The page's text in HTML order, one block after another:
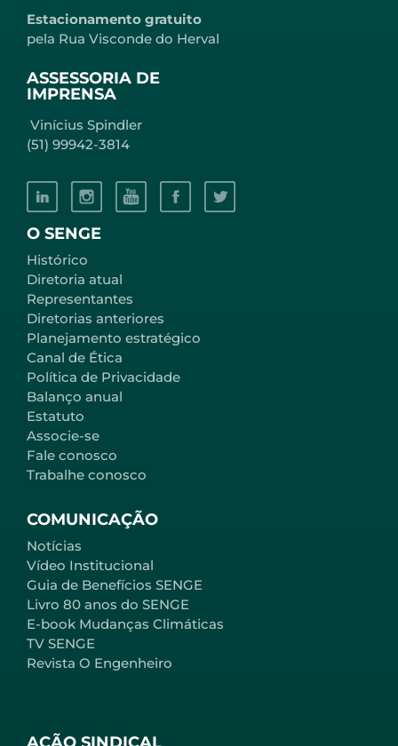
O SENGE
Histórico
Diretoria atual
Representantes
Diretorias anteriores
Planejamento estratégico
Canal de Ética
Política de Privacidade
Balanço anual
Estatuto
Associe-se
Fale conosco
Trabalhe conosco
COMUNICAÇÃO
Notícias
Vídeo Institucional
Guia de Benefícios SENGE
Livro 80 anos do SENGE
E-book Mudanças Climáticas
TV SENGE
Revista O Engenheiro
Estacionamento gratuito
pela Rua Visconde do Herval
ASSESSORIA DE
IMPRENSA
Vinícius Spindler
(51) 99942-3814